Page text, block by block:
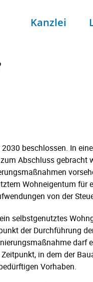
Kanzlei
beschlossen. In
Abschluss gebracht
Wohneigentum für
von der
selbstgenutztes
der Durchführung
darf
in dem der
Vorhaben.